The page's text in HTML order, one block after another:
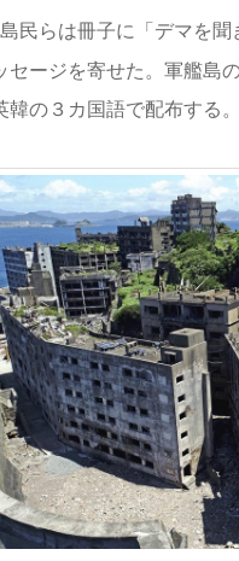
民らは冊子に「デマを
セージを寄せた。軍艦島
の３カ国語で配布する。